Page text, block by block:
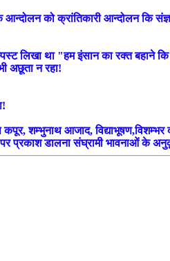
को क्रांतिकारी आन्दोलन कि
था "हम इंसान का रक्त बहाने कि
अछूता न रहा!
शम्भुनाथ आजाद,
पर प्रकाश डालना संघ्रामी भावनाओं के